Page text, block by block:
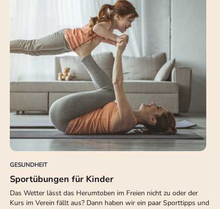
GESUNDHEIT
Sportübungen für Kinder
Das Wetter lässt das Herumtoben im Freien nicht zu oder der
Kurs im Verein fällt aus? Dann haben wir ein paar Sporttipps und